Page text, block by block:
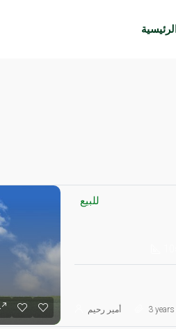
الرئيسية
للبيع
أمير رحيم 3